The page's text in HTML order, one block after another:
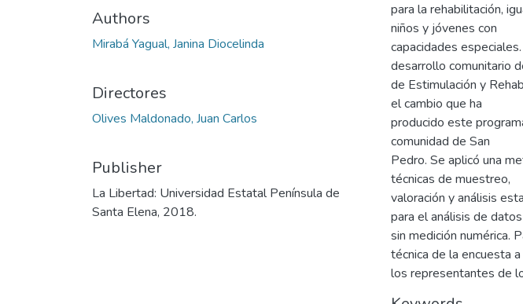
Authors
Mirabá Yagual, Janina Diocelinda
Directores
Olives Maldonado, Juan Carlos
Publisher
La Libertad: Universidad Estatal Península de
Santa Elena, 2018.
para la rehabilitación,
niños y jóvenes con
capacidades
desarrollo comunitario
de Estimulación y
el cambio que ha
producido este
comunidad de San
Pedro. Se aplicó una
técnicas de muestreo,
valoración y análisis
para el análisis de datos
sin medición numérica.
técnica de la encuesta a
los representantes de